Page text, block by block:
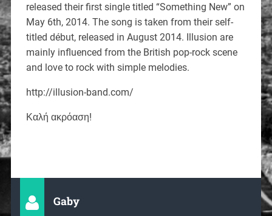
released their first single titled “Something New” on
May 6th, 2014. The song is taken from their self-
titled début, released in August 2014. Illusion are
mainly influenced from the British pop-rock scene
and love to rock with simple melodies.
http://illusion-band.com/
Καλή ακρόαση!
Gaby